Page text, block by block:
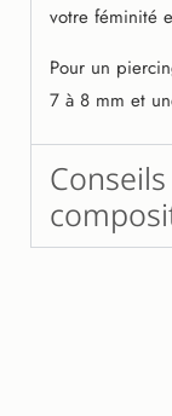
votre féminité
Pour un
7 à 8 mm et